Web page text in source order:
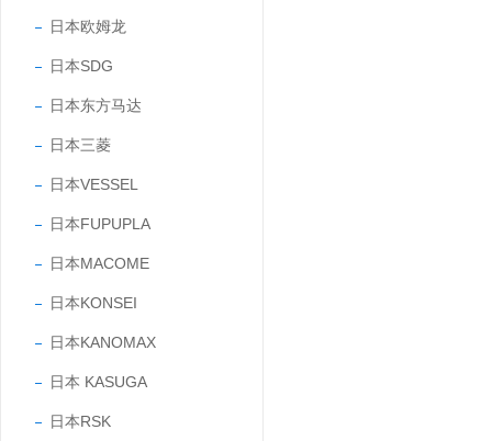
日本欧姆龙
日本SDG
日本东方马达
日本三菱
日本VESSEL
日本FUPUPLA
日本MACOME
日本KONSEI
日本KANOMAX
日本 KASUGA
日本RSK